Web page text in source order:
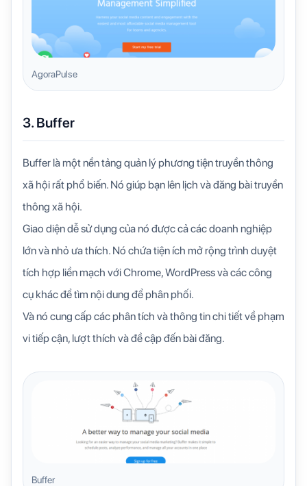
AgoraPulse
3. Buffer
Buffer là một nền tảng quản lý phương tiện truyền thông
xã hội rất phổ biến. Nó giúp bạn lên lịch và đăng bài truyền
thông xã hội.
Giao diện dễ sử dụng của nó được cả các doanh nghiệp
lớn và nhỏ ưa thích. Nó chứa tiện ích mở rộng trình duyệt
tích hợp liền mạch với Chrome, WordPress và các công
cụ khác để tìm nội dung để phân phối.
Và nó cung cấp các phân tích và thông tin chi tiết về phạm
vi tiếp cận, lượt thích và đề cập đến bài đăng.
Buffer